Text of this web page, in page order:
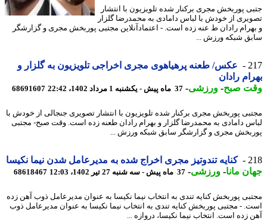
پوربخش مجری برکنار شده تلویزیون با انتشار
از خودش با لباس دامادی به محمدرضا گلزار
رادان ط عنه زده است. - اعتمادآنلاین مجتبی پوربخش مجری و گزارشگر
شبکه ورزش ...
عکس/ طعنه پرهیاهوی مجری اخراجی تلویزیون به گلزار و
رادان
صبح-ورزشی-37 ماه پیش - یکشنبه 1 مرداد 1402، 22:42 68691607
پوربخش مجری برکنار شده تلویزیون با انتشار تصویری جنجالی از خودش با
دامادی به محمدرضا گلزار و بهرام رادان طعنه زده است. وقت صبح- مجتبی
مجری و گزارشگر سابق شبکه ورزش ...
کنایه تندوتیز مجری اخراج شده به مدیرعامل شدن نیما نکیسا
مانا -ورزشی-37 ماه پیش - سه شنبه 27 تیر 1402، 12:03 68618467
پوربخش کنایه تندی به انتخاب نیما نکیسا به عنوان مدیرعامل ذوب آهن زده
- مجتبی پوربخش کنایه تندی به انتخاب نیما نکیسا به عنوان مدیرعامل ذوب
زده است. انتخاب نیما نکیسا، دروازه ...